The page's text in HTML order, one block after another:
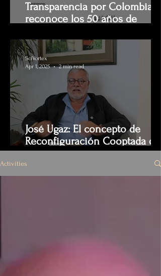
Transparencia por Colombia
reconoce los 50 años de
José Ugaz: El concepto de
Reconfiguración Cooptada del
Estado es clave para entender
el verdadero alcance de la
corrupción. A propósito de los
SciVortex
Apr 1, 2025
2 min read
Activities